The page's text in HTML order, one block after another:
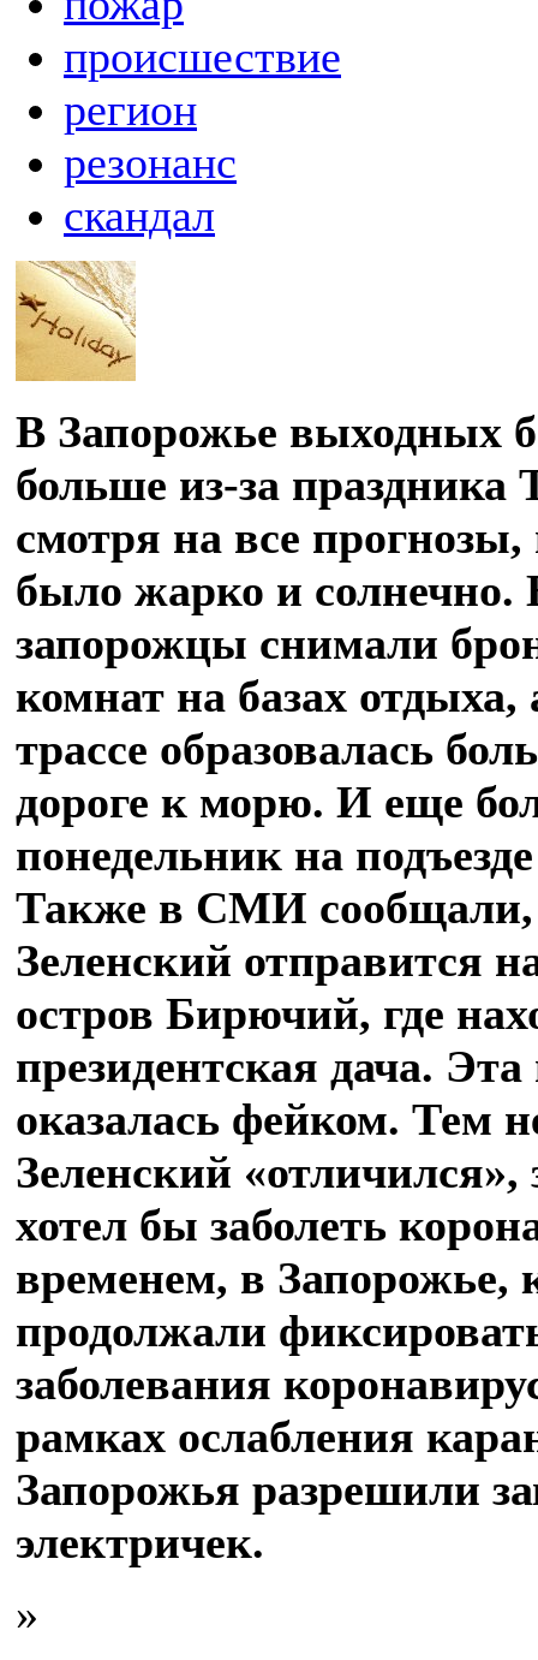
происшествие
регион
резонанс
скандал
В Запорожье выходных
больше из-за
смотря на все
было жарко и солнечно.
запорожцы снимали
комнат на базах отдыха,
трассе образовалась
дороге к морю. И еще
понедельник на
Также в СМИ сообщали,
Зеленский отправится
остров Бирючий, где
президентская дача.
оказалась фейком. Тем
Зеленский «отличился»,
хотел бы заболеть
временем, в Запорожье,
продолжали
заболевания
рамках ослабления
Запорожья разрешили
электричек.
»